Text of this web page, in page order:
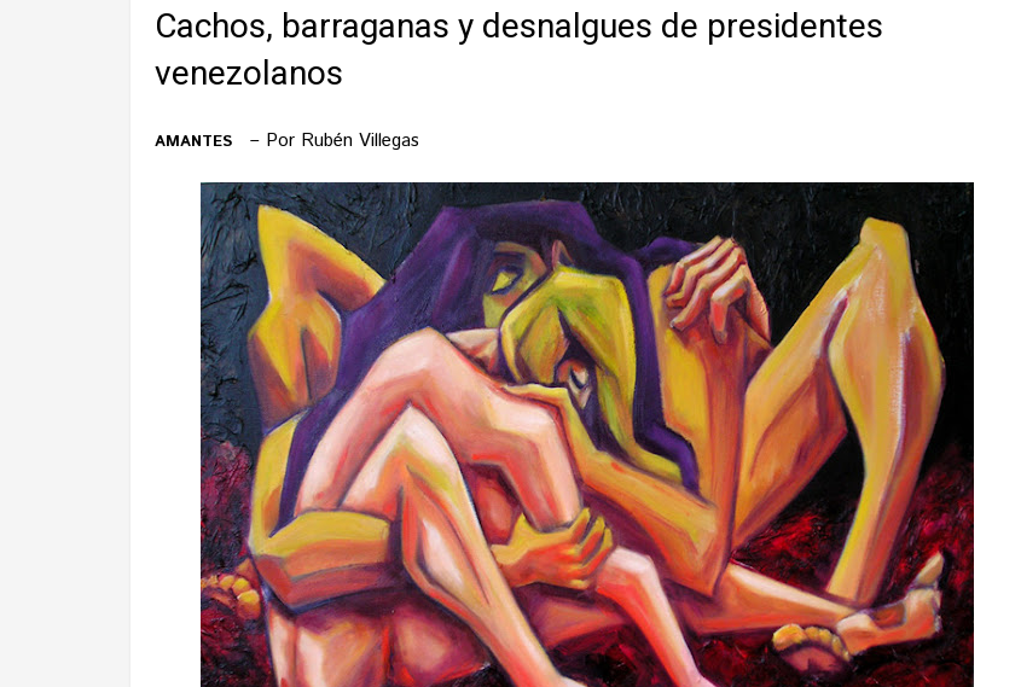
Cachos, barraganas y desnalgues de presidentes
venezolanos
AMANTES Por Rubén Villegas